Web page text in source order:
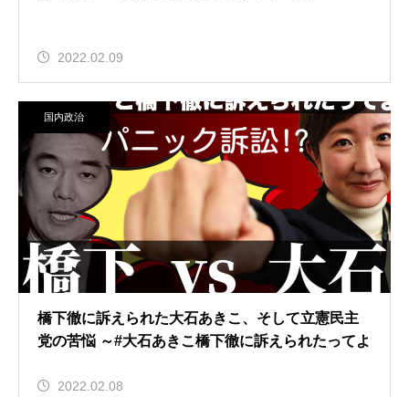
2022.02.09
国内政治
橋下徹に訴えられた大石あきこ、そして立憲民主
党の苦悩 ～#大石あきこ橋下徹に訴えられたってよ
2022.02.08